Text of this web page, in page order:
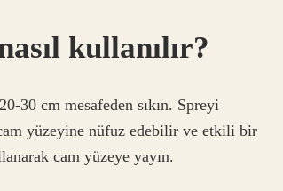
kullanılır?
30 cm mesafeden sıkın. Spreyi
yüzeyine nüfuz edebilir ve etkili bir
cam yüzeye yayın.